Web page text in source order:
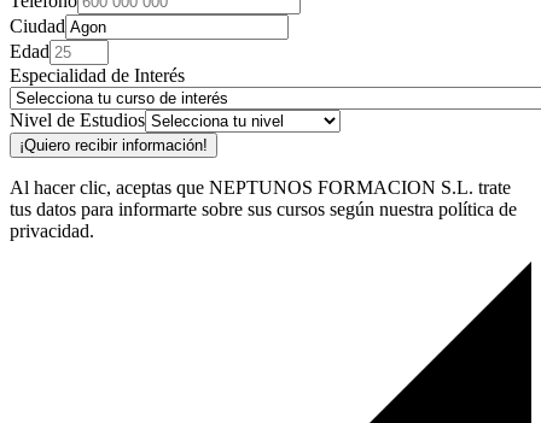
Ciudad
Edad
Especialidad de Interés
Nivel de Estudios
¡Quiero recibir información!
Al hacer clic, aceptas que NEPTUNOS FORMACION S.L. trate
tus datos para informarte sobre sus cursos según nuestra política de
privacidad.